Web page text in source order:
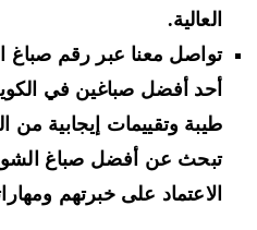
العالية.
تواصل معنا عبر رقم صباغ
أحد أفضل صباغين في
طيبة وتقييمات إيجابية من
تبحث عن أفضل صباغ الشويخ
الاعتماد على خبرتهم ومهاراتهم